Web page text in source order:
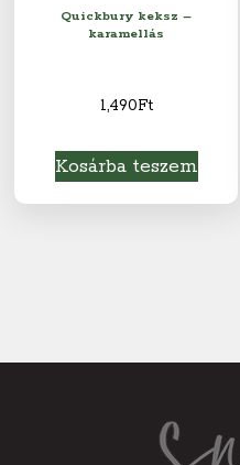
Quickbury keksz –
karamellás
1,490Ft
Kosárba teszem